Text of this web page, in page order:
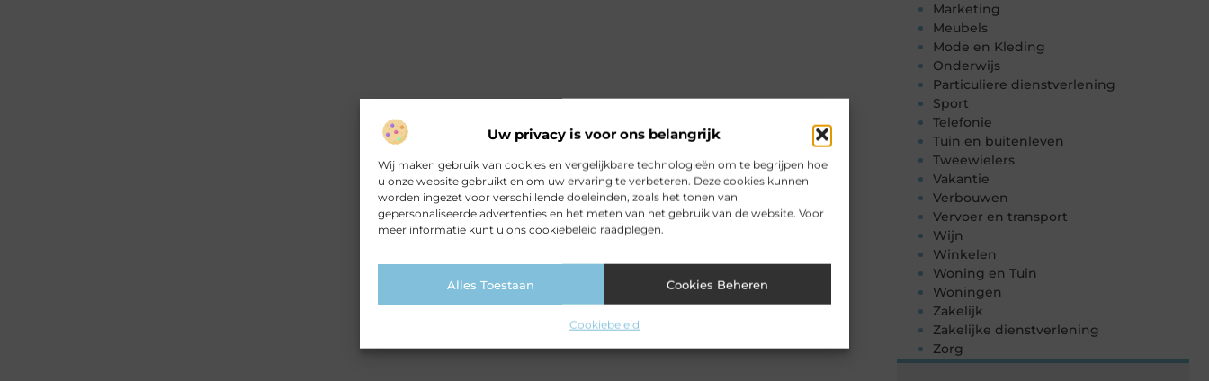
Uw privacy is voor ons belangrijk
Wij maken gebruik van cookies en vergelijkbare technologieën om te begrijpen hoe
u onze website gebruikt en om uw ervaring te verbeteren. Deze cookies kunnen
worden ingezet voor verschillende doeleinden, zoals het tonen van
gepersonaliseerde advertenties en het meten van het gebruik van de website. Voor
meer informatie kunt u ons cookiebeleid raadplegen.
Alles Toestaan Cookies Beheren
Cookiebeleid
Marketing
Meubels
Mode en Kleding
Onderwijs
Particuliere dienstverlening
Sport
Telefonie
Tuin en buitenleven
Tweewielers
Vakantie
Verbouwen
Vervoer en transport
Wijn
Winkelen
Woning en Tuin
Woningen
Zakelijk
Zakelijke dienstverlening
Zorg